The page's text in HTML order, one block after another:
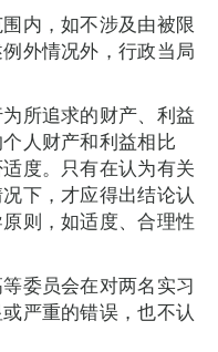
内，如不涉及由被限
外情况外，行政当局
所追求的财产、利益
人财产和利益相比
度。只有在认为有关
下，才应得出结论认
则，如适度、合理性
委员会在对两名实习
严重的错误，也不认